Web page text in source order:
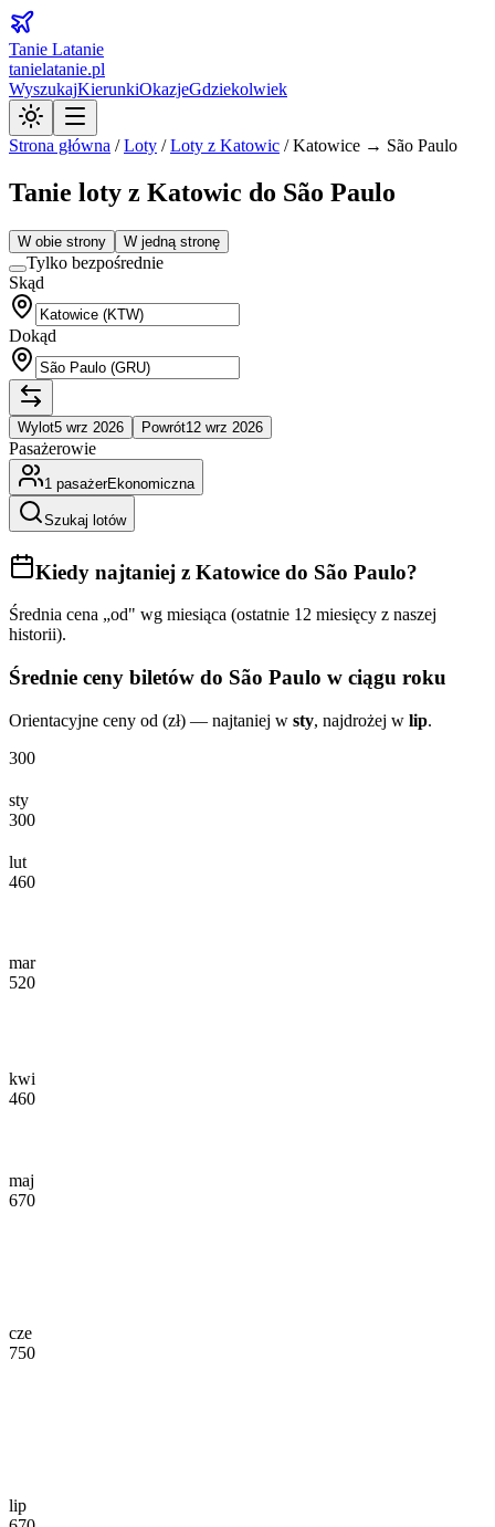
Tanie Latanie
tanielatanie.pl
WyszukajKierunkiOkazjeGdziekolwiek
Strona główna /Loty /Loty z Katowic /Katowice → São Paulo
Tanie loty z Katowic do São Paulo
W obie strony W jedną stronę
Tylko bezpośrednie
Skąd
Dokąd
Wylot5 wrz 2026 Powrót12 wrz 2026
Pasażerowie
1 pasażerEkonomiczna
Szukaj lotów
Kiedy najtaniej z Katowice do São Paulo?
Średnia cena „od" wg miesiąca (ostatnie 12 miesięcy z naszej
historii).
Średnie ceny biletów do São Paulo w ciągu roku
Orientacyjne ceny od (zł) — najtaniej w sty, najdrożej w lip.
300
sty
300
lut
460
mar
520
kwi
460
maj
670
cze
750
lip